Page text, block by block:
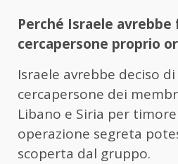
Perché Israele
cercapersone proprio
Israele avrebbe deciso
cercapersone dei
Libano e Siria per
operazione segreta
scoperta dal gruppo.